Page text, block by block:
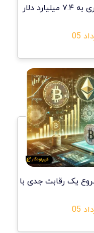
سپرده های RWA با رشد سه برابری به ۷.۴ میلیارد دلار
یک رقابت جدی با